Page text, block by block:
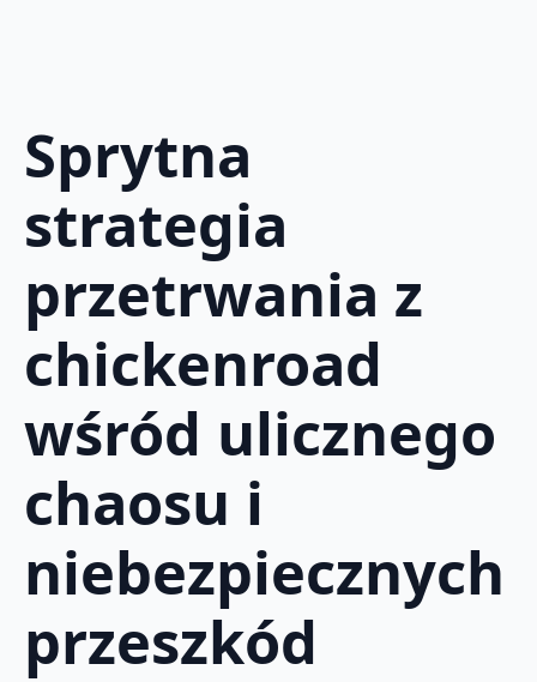
Sprytna
strategia
przetrwania z
chickenroad
wśród ulicznego
chaosu i
niebezpiecznych
przeszkód